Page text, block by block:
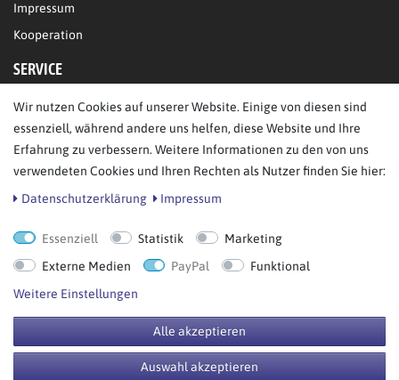
Impressum
Kooperation
SERVICE
FAQ/Hilfe
Datenschutz
AGB
Bestellung widerrufen
© Copyright 2026 BB Sport GmbH & Co KG. Alle Rechte vorbehalten.
**UVP = Unverbindliche Preisempfehlung des Herstellers
Wir nutzen Cookies auf unserer Website. Einige von diesen sind
essenziell, während andere uns helfen, diese Website und Ihre
Erfahrung zu verbessern. Weitere Informationen zu den von uns
verwendeten Cookies und Ihren Rechten als Nutzer finden Sie hier:
Daten­schutz­erklärung
Impressum
Essenziell Statistik
Marketing
Externe Medien
PayPal
Funktional
Weitere Einstellungen
Alle akzeptieren
Auswahl akzeptieren